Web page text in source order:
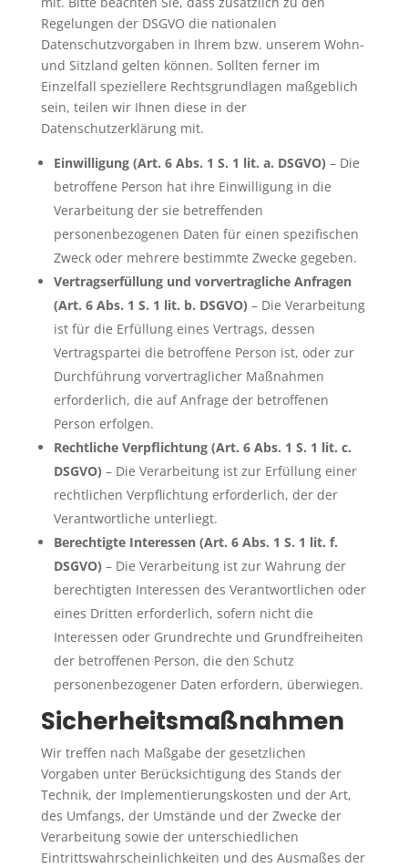
Regelungen der DSGVO die nationalen
Datenschutzvorgaben in Ihrem bzw. unserem Wohn-
und Sitzland gelten können. Sollten ferner im
Einzelfall speziellere Rechtsgrundlagen maßgeblich
sein, teilen wir Ihnen diese in der
Datenschutzerklärung mit.
Einwilligung (Art. 6 Abs. 1 S. 1 lit. a. DSGVO) – Die
betroffene Person hat ihre Einwilligung in die
Verarbeitung der sie betreffenden
personenbezogenen Daten für einen spezifischen
Zweck oder mehrere bestimmte Zwecke gegeben.
Vertragserfüllung und vorvertragliche Anfragen
(Art. 6 Abs. 1 S. 1 lit. b. DSGVO) – Die Verarbeitung
ist für die Erfüllung eines Vertrags, dessen
Vertragspartei die betroffene Person ist, oder zur
Durchführung vorvertraglicher Maßnahmen
erforderlich, die auf Anfrage der betroffenen
Person erfolgen.
Rechtliche Verpflichtung (Art. 6 Abs. 1 S. 1 lit. c.
DSGVO) – Die Verarbeitung ist zur Erfüllung einer
rechtlichen Verpflichtung erforderlich, der der
Verantwortliche unterliegt.
Berechtigte Interessen (Art. 6 Abs. 1 S. 1 lit. f.
DSGVO) – Die Verarbeitung ist zur Wahrung der
berechtigten Interessen des Verantwortlichen oder
eines Dritten erforderlich, sofern nicht die
Interessen oder Grundrechte und Grundfreiheiten
der betroffenen Person, die den Schutz
personenbezogener Daten erfordern, überwiegen.
Sicherheitsmaßnahmen
Wir treffen nach Maßgabe der gesetzlichen
Vorgaben unter Berücksichtigung des Stands der
Technik, der Implementierungskosten und der Art,
des Umfangs, der Umstände und der Zwecke der
Verarbeitung sowie der unterschiedlichen
Eintrittswahrscheinlichkeiten und des Ausmaßes der